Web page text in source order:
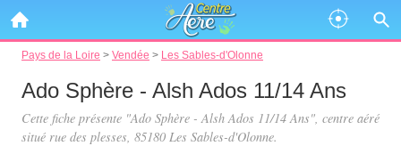
Pays de la Loire > Vendée > Les Sables-d'Olonne
Ado Sphère - Alsh Ados 11/14 Ans
Cette fiche présente "Ado Sphère - Alsh Ados 11/14 Ans", centre aéré
situé rue des plesses, 85180 Les Sables-d'Olonne.